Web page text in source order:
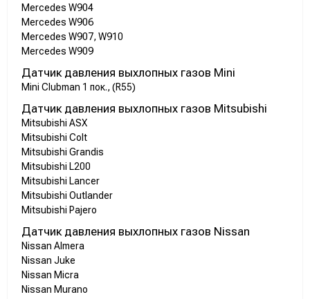
Mercedes W904
Mercedes W906
Mercedes W907, W910
Mercedes W909
Датчик давления выхлопных газов Mini
Mini Clubman 1 пок., (R55)
Датчик давления выхлопных газов Mitsubishi
Mitsubishi ASX
Mitsubishi Colt
Mitsubishi Grandis
Mitsubishi L200
Mitsubishi Lancer
Mitsubishi Outlander
Mitsubishi Pajero
Датчик давления выхлопных газов Nissan
Nissan Almera
Nissan Juke
Nissan Micra
Nissan Murano